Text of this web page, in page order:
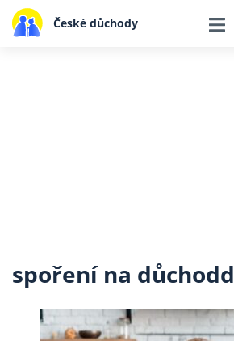
České důchody
spoření na důchodd